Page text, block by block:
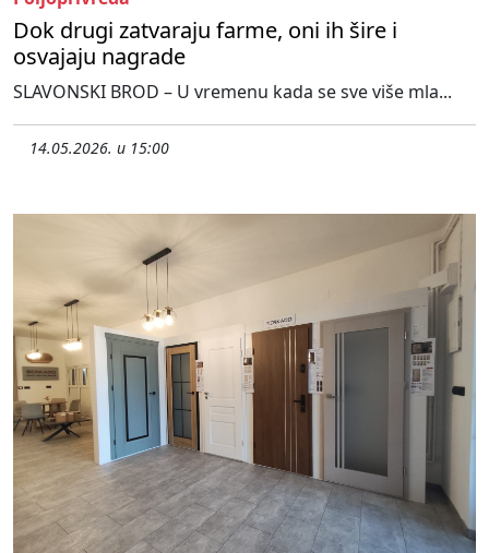
Dok drugi zatvaraju farme, oni ih šire i
osvajaju nagrade
SLAVONSKI BROD – U vremenu kada se sve više mla...
14.05.2026. u 15:00